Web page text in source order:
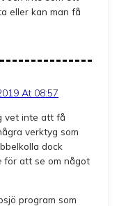
eller kan man få
At 08:57
vet inte att få
verktyg som
dock
för att se om något
program som